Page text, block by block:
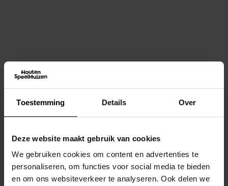
Toestemming Details Over
Deze website maakt gebruik van cookies
We gebruiken cookies om content en advertenties te
personaliseren, om functies voor social media te bieden
en om ons websiteverkeer te analyseren. Ook delen we
Dit vind je misschien ook